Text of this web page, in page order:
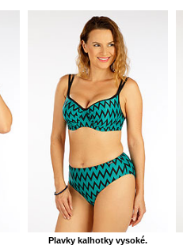
Plavky kalhotky vysoké.